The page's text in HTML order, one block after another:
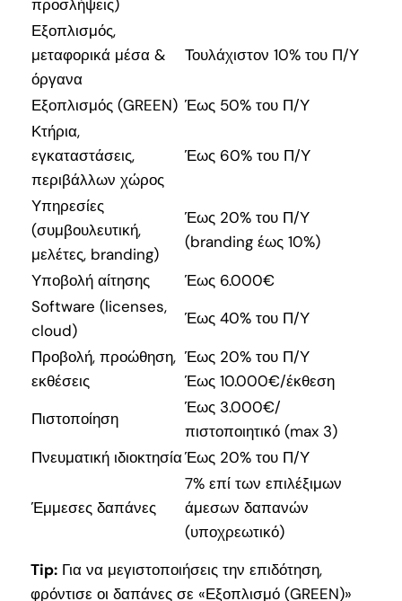
προσλήψεις)
Εξοπλισμός,
μεταφορικά μέσα &
όργανα
Τουλάχιστον 10% του Π/Υ
Εξοπλισμός (GREEN) Έως 50% του Π/Υ
Κτήρια,
εγκαταστάσεις,
περιβάλλων χώρος
Έως 60% του Π/Υ
Υπηρεσίες
(συμβουλευτική,
μελέτες, branding)
Έως 20% του Π/Υ
(branding έως 10%)
Υποβολή αίτησης
Έως 6.000€
Software (licenses,
cloud)
Έως 40% του Π/Υ
Προβολή, προώθηση,
εκθέσεις
Έως 20% του Π/Υ
Έως 10.000€/έκθεση
Πιστοποίηση
Έως 3.000€/
πιστοποιητικό (max 3)
Πνευματική ιδιοκτησίαΈως 20% του Π/Υ
Έμμεσες δαπάνες
7% επί των επιλέξιμων
άμεσων δαπανών
(υποχρεωτικό)
Tip: Για να μεγιστοποιήσεις την επιδότηση,
φρόντισε οι δαπάνες σε «Εξοπλισμό (GREEN)»